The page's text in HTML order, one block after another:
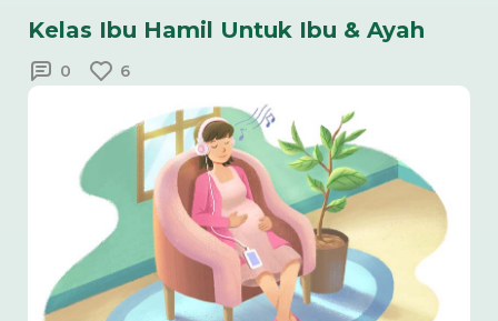
Kelas Ibu Hamil Untuk Ibu & Ayah
0 6